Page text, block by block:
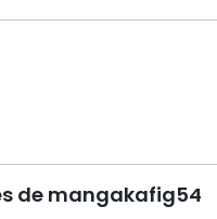
de mangakafig54